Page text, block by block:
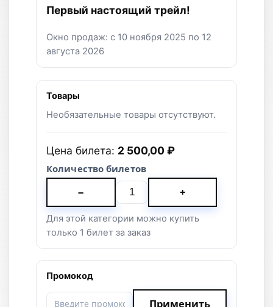
Первый настоящий трейл!
Окно продаж: с 10 ноября 2025 по 12
августа 2026
Товары
Необязательные товары отсутствуют.
Цена билета: 2 500,00 ₽
Количество билетов
− +
Для этой категории можно купить
только 1 билет за заказ
Промокод
Применить